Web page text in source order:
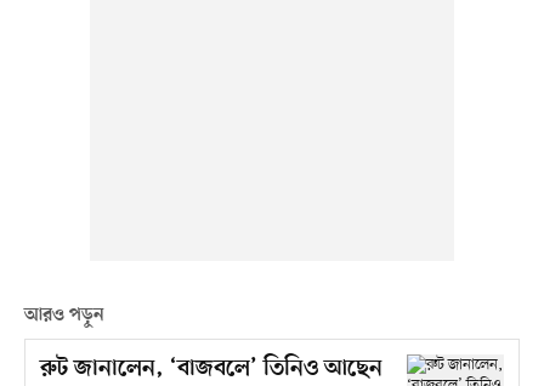
আরও পড়ুন
রুট জানালেন, ‘বাজবলে’ তিনিও আছেন